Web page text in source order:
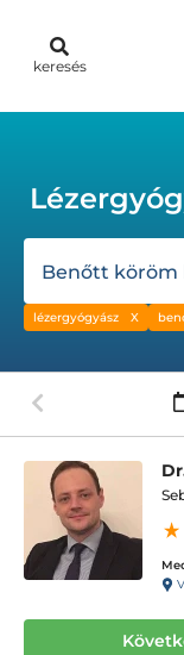
keresés
lézergyógyász